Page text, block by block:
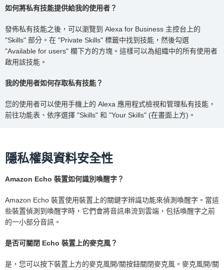
如何將私有技能提供給我的使用者？
發佈私有技能之後，可以瀏覽到 Alexa for Business 主控台上的
"Skills" 部分。在 "Private Skills" 標籤中找到技能，然後勾選
"Available for users" 欄下方的方塊。這樣可以為組織中的所有使用者
啟用該技能。
我的使用者如何存取私有技能？
您的使用者可以使用手機上的 Alexa 應用程式檢視和管理私有技能，
前往功能表、依序選擇 "Skills" 和 "Your Skills" (在畫面上方)。
隱私權與資料安全性
Amazon Echo 裝置如何識別喚醒字？
Amazon Echo 裝置使用裝置上的關鍵字辨識功能來偵測喚醒字。當這
些裝置偵測到喚醒字時，它們會將音訊串流到雲端，包括喚醒字之前
的一小部分音訊。
是否可關閉 Echo 裝置上的麥克風？
是，您可以按下裝置上方的麥克風開/關按鈕關閉麥克風。麥克風開/關